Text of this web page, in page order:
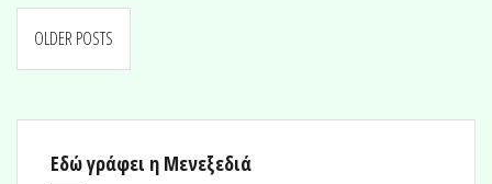
Posts
navigation
OLDER POSTS
Εδώ γράφει η Μενεξεδιά